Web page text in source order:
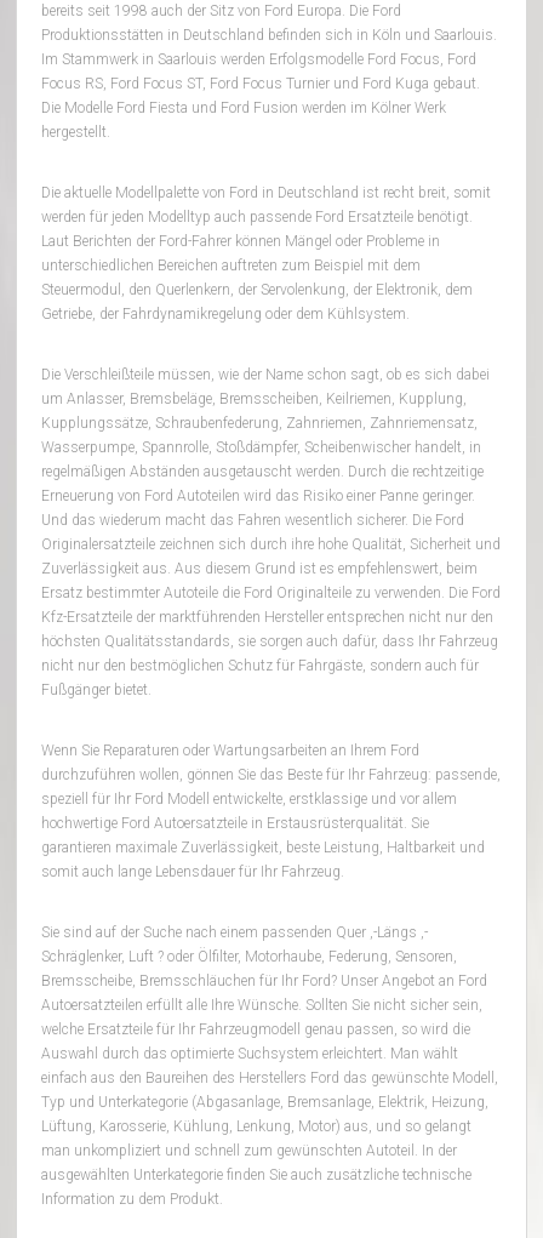
bereits seit 1998 auch der Sitz von Ford Europa. Die Ford
Produktionsstätten in Deutschland befinden sich in Köln und Saarlouis.
Im Stammwerk in Saarlouis werden Erfolgsmodelle Ford Focus, Ford
Focus RS, Ford Focus ST, Ford Focus Turnier und Ford Kuga gebaut.
Die Modelle Ford Fiesta und Ford Fusion werden im Kölner Werk
hergestellt.
Die aktuelle Modellpalette von Ford in Deutschland ist recht breit, somit
werden für jeden Modelltyp auch passende Ford Ersatzteile benötigt.
Laut Berichten der Ford-Fahrer können Mängel oder Probleme in
unterschiedlichen Bereichen auftreten zum Beispiel mit dem
Steuermodul, den Querlenkern, der Servolenkung, der Elektronik, dem
Getriebe, der Fahrdynamikregelung oder dem Kühlsystem.
Die Verschleißteile müssen, wie der Name schon sagt, ob es sich dabei
um Anlasser, Bremsbeläge, Bremsscheiben, Keilriemen, Kupplung,
Kupplungssätze, Schraubenfederung, Zahnriemen, Zahnriemensatz,
Wasserpumpe, Spannrolle, Stoßdämpfer, Scheibenwischer handelt, in
regelmäßigen Abständen ausgetauscht werden. Durch die rechtzeitige
Erneuerung von Ford Autoteilen wird das Risiko einer Panne geringer.
Und das wiederum macht das Fahren wesentlich sicherer. Die Ford
Originalersatzteile zeichnen sich durch ihre hohe Qualität, Sicherheit und
Zuverlässigkeit aus. Aus diesem Grund ist es empfehlenswert, beim
Ersatz bestimmter Autoteile die Ford Originalteile zu verwenden. Die Ford
Kfz-Ersatzteile der marktführenden Hersteller entsprechen nicht nur den
höchsten Qualitätsstandards, sie sorgen auch dafür, dass Ihr Fahrzeug
nicht nur den bestmöglichen Schutz für Fahrgäste, sondern auch für
Fußgänger bietet.
Wenn Sie Reparaturen oder Wartungsarbeiten an Ihrem Ford
durchzuführen wollen, gönnen Sie das Beste für Ihr Fahrzeug: passende,
speziell für Ihr Ford Modell entwickelte, erstklassige und vor allem
hochwertige Ford Autoersatzteile in Erstausrüsterqualität. Sie
garantieren maximale Zuverlässigkeit, beste Leistung, Haltbarkeit und
somit auch lange Lebensdauer für Ihr Fahrzeug.
Sie sind auf der Suche nach einem passenden Quer ,-Längs ,-
Schräglenker, Luft ? oder Ölfilter, Motorhaube, Federung, Sensoren,
Bremsscheibe, Bremsschläuchen für Ihr Ford? Unser Angebot an Ford
Autoersatzteilen erfüllt alle Ihre Wünsche. Sollten Sie nicht sicher sein,
welche Ersatzteile für Ihr Fahrzeugmodell genau passen, so wird die
Auswahl durch das optimierte Suchsystem erleichtert. Man wählt
einfach aus den Baureihen des Herstellers Ford das gewünschte Modell,
Typ und Unterkategorie (Abgasanlage, Bremsanlage, Elektrik, Heizung,
Lüftung, Karosserie, Kühlung, Lenkung, Motor) aus, und so gelangt
man unkompliziert und schnell zum gewünschten Autoteil. In der
ausgewählten Unterkategorie finden Sie auch zusätzliche technische
Information zu dem Produkt.